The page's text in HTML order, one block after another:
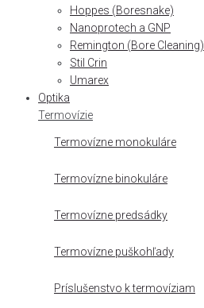
Hoppes (Boresnake)
Nanoprotech a GNP
Remington (Bore Cleaning)
Stil Crin
Umarex
Optika
Termovízie
Termovízne monokuláre
Termovízne binokuláre
Termovízne predsádky
Termovízne puškohľady
Príslušenstvo k termovíziam